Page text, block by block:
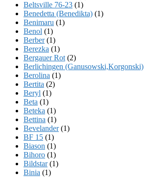
Beltsville 76-23 (1)
Benedetta (Benedikta) (1)
Benimaru (1)
Benol (1)
Berber(1)
Berezka (1)
Bergauer Rot (2)
Berlichingen (Ganusowski,Korgonski)
Berolina (1)
Bertita (2)
Beryl (1)
Beta (1)
Beteka (1)
Bettina (1)
Bevelander(1)
BF 15 (1)
Biason (1)
Bihoro (1)
Bildstar(1)
Binia (1)